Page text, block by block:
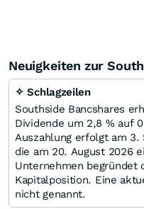
Neuigkeiten zur
✧ Schlagzeilen
Southside Bancshares
Dividende um 2,8 % auf
Auszahlung erfolgt am
die am 20. August 2026
Unternehmen begründet
Kapitalposition. Eine
nicht genannt.